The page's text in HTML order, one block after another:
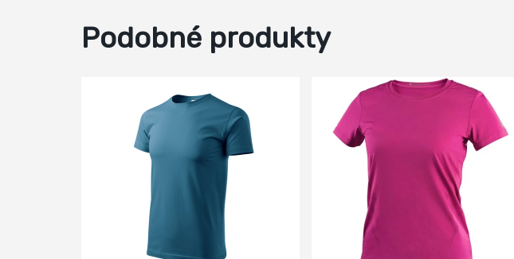
Podobné produkty